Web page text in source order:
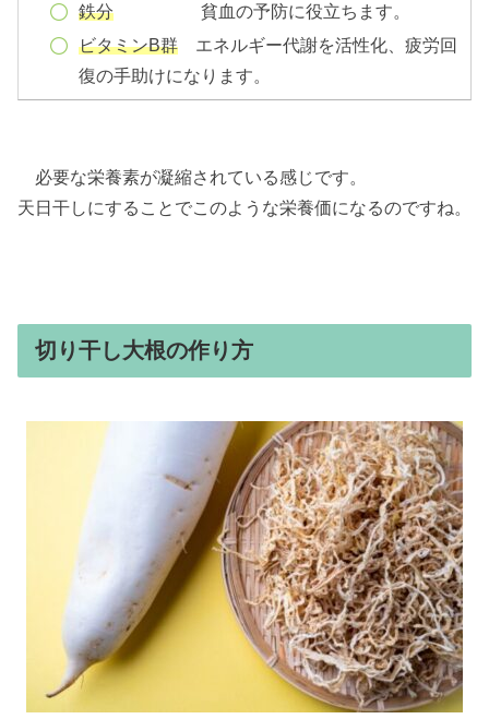
鉄分貧血の予防に役立ちます。
ビタミンB群エネルギー代謝を活性化、疲労回
復の手助けになります。
必要な栄養素が凝縮されている感じです。
天日干しにすることでこのような栄養価になるのですね。
切り干し大根の作り方